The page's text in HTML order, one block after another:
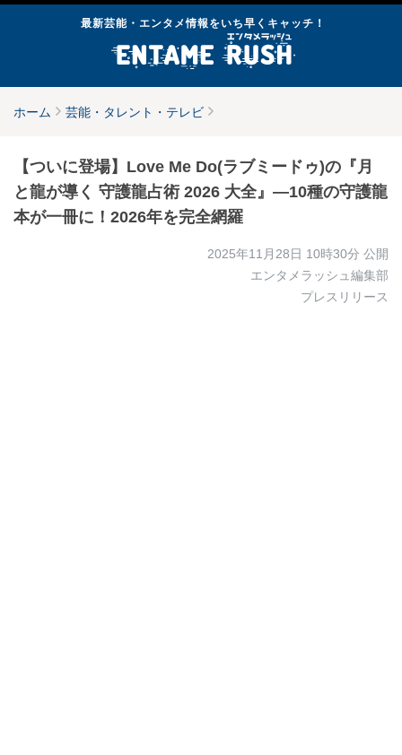
最新芸能・エンタメ情報をいち早くキャッチ！
ホーム 芸能・タレント・テレビ
【ついに登場】Love Me Do(ラブミードゥ)の『月
と龍が導く 守護龍占術 2026 大全』—10種の守護龍
本が一冊に！2026年を完全網羅
2025年11月28日 10時30分 公開
エンタメラッシュ編集部
プレスリリース